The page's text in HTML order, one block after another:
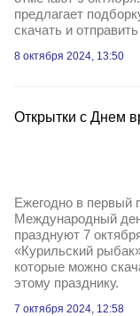
предлагает
скачать и
8 октября 2024, 13:50
Открытки с Днем
Ежегодно в первый
Международный
празднуют 7
«Курильский
которые можно
этому празднику.
7 октября 2024, 12:58